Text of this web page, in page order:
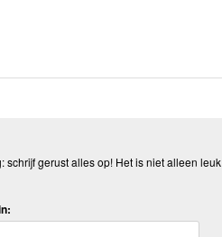
schrijf gerust alles op! Het is niet alleen leuk